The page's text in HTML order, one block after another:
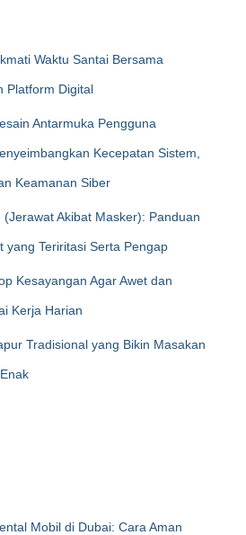
Waktu Santai Bersama
Platform Digital
Antarmuka Pengguna
Kecepatan Sistem,
Keamanan Siber
Akibat Masker): Panduan
yang Teriritasi Serta Pengap
Kesayangan Agar Awet dan
Kerja Harian
Tradisional yang Bikin Masakan
Mobil di Dubai: Cara Aman